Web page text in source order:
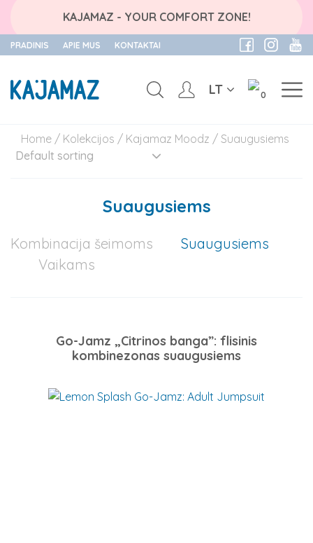
KAJAMAZ - YOUR COMFORT ZONE!
content
PRADINIS APIE MUS KONTAKTAI
0
LT
Home / Kolekcijos / Kajamaz Moodz / Suaugusiems
Suaugusiems
Kombinacija šeimoms
Suaugusiems
Vaikams
Go-Jamz „Citrinos banga”: flisinis
kombinezonas suaugusiems